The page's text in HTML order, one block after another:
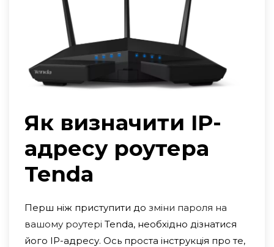
Як визначити IP-
адресу роутера
Tenda
Перш ніж приступити до зміни пароля на
вашому роутері Tenda, необхідно дізнатися
його IP-адресу. Ось проста інструкція про те,